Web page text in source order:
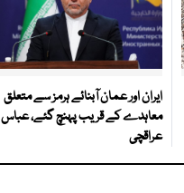
ایران اور عمان آبنائے ہرمز سے متعلق
معاہدے کے قریب پہنچ گئے، عباس
عراقچی